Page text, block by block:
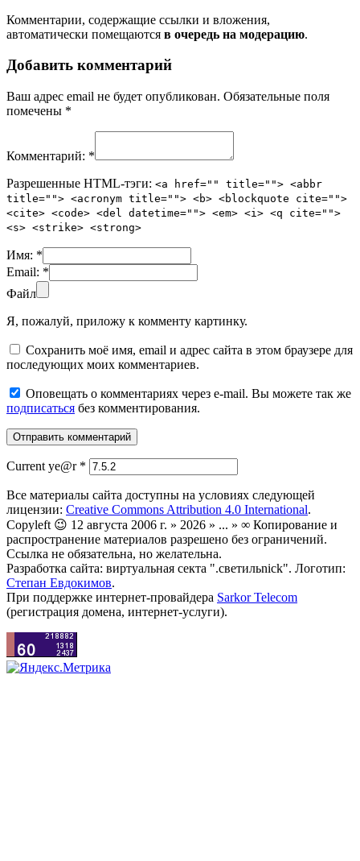
Комментарии, содержащие ссылки и вложения,
автоматически помещаются в очередь на модерацию.
Добавить комментарий
Ваш адрес email не будет опубликован. Обязательные поля
помечены *
Комментарий: *
Разрешенные HTML-тэги: <a href="" title=""> <abbr
title=""> <acronym title=""> <b> <blockquote cite="">
<cite> <code> <del datetime=""> <em> <i> <q cite="">
<s> <strike> <strong>
Имя: *
Email: *
Файл
Я, пожалуй, приложу к комменту картинку.
Сохранить моё имя, email и адрес сайта в этом браузере для
последующих моих комментариев.
Оповещать о комментариях через e-mail. Вы можете так же
подписаться без комментирования.
Current ye@r *
Все материалы сайта доступны на условиях следующей
лицензии: Creative Commons Attribution 4.0 International.
Copyleft 😉 12 августа 2006 г. » 2026 » ... » ∞ Копирование и
распространение материалов разрешено без ограничений.
Ссылка не обязательна, но желательна.
Разработка сайта: виртуальная секта ".светильnick". Логотип:
Степан Евдокимов.
При поддержке интернет-провайдера Sarkor Telecom
(регистрация домена, интернет-услуги).